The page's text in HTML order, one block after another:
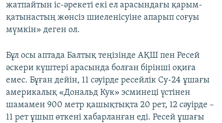
жатпайтын іс-әрекеті екі ел арасындағы қарым-
қатынастың жөнсіз шиеленісуіне апарып соғуы
мүмкін» деген ол.
Бұл осы аптада Балтық теңізінде АҚШ пен Ресей
әскери күштері арасында болған бірінші оқиға
емес. Бұған дейін, 11 сәуірде ресейлік Су-24 ұшағы
америкалық «Дональд Кук» эсминеці үстінен
шамамен 900 метр қашықтықта 20 рет, 12 сәуірде –
11 рет ұшып өткені хабарланған еді. Ресей ұшағы